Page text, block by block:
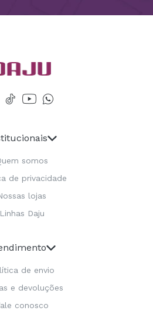
somos
de privacidade
lojas
Linhas Daju
de envio
e devoluções
conosco